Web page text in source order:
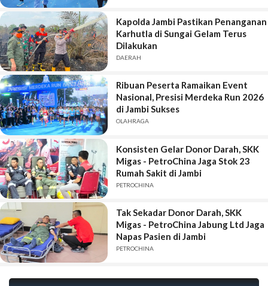
Kapolda Jambi Pastikan Penanganan
Karhutla di Sungai Gelam Terus
Dilakukan
DAERAH
Ribuan Peserta Ramaikan Event
Nasional, Presisi Merdeka Run 2026
di Jambi Sukses
OLAHRAGA
Konsisten Gelar Donor Darah, SKK
Migas - PetroChina Jaga Stok 23
Rumah Sakit di Jambi
PETROCHINA
Tak Sekadar Donor Darah, SKK
Migas - PetroChina Jabung Ltd Jaga
Napas Pasien di Jambi
PETROCHINA